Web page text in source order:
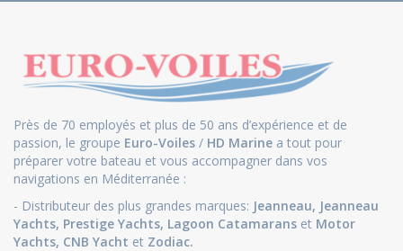
Près de 70 employés et plus de 50 ans d’expérience et de
passion, le groupe Euro-Voiles / HD Marine a tout pour
préparer votre bateau et vous accompagner dans vos
navigations en Méditerranée :
- Distributeur des plus grandes marques: Jeanneau, Jeanneau
Yachts, Prestige Yachts, Lagoon Catamarans et Motor
Yachts, CNB Yacht et Zodiac.